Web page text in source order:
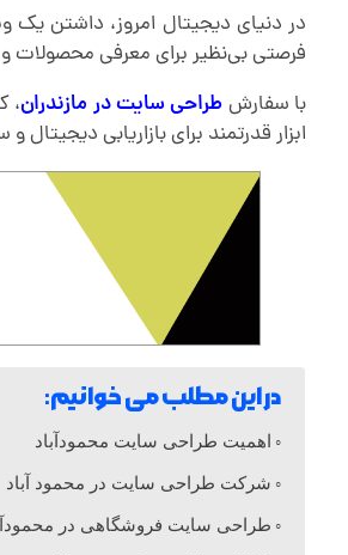
ر
ا
ت
در دنیای دیجیتال امروز، داشتن
فرصتی بی‌نظیر برای معرفی محصولات
با سفارش طراحی سایت در مازندران
ابزار قدرتمند برای بازاریابی
در این مطلب می خوانیم:
اهمیت طراحی سایت محمودآباد
شرکت طراحی سایت در محمود آباد
طراحی سایت فروشگاهی در